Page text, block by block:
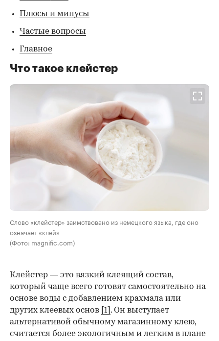
Плюсы и минусы
Частые вопросы
Главное
Что такое клейстер
Слово «клейстер» заимствовано из немецкого языка, где оно
означает «клей»
(Фото: magnific.com)
Клейстер — это вязкий клеящий состав,
который чаще всего готовят самостоятельно на
основе воды с добавлением крахмала или
других клеевых основ [1] . Он выступает
альтернативой обычному магазинному клею,
считается более экологичным и легким в плане